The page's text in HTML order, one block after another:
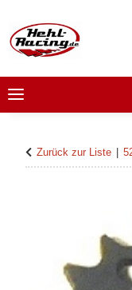
Zurück zur Liste